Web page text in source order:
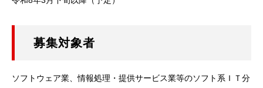
募集対象者
ソフトウェア業、情報処理・提供サービス業等のソフト系ＩＴ分